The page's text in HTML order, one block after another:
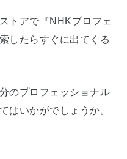
トアで『NHKプロフェ
したらすぐに出てくる
のプロフェッショナル
はいかがでしょうか。